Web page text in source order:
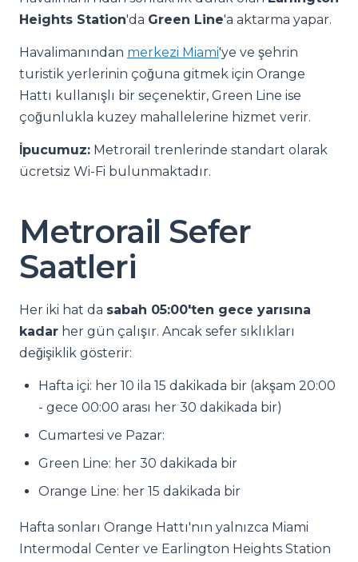
Heights Station'da Green Line'a aktarma yapar.
Havalimanından merkezi Miami'ye ve şehrin
turistik yerlerinin çoğuna gitmek için Orange
Hattı kullanışlı bir seçenektir, Green Line ise
çoğunlukla kuzey mahallelerine hizmet verir.
İpucumuz: Metrorail trenlerinde standart olarak
ücretsiz Wi-Fi bulunmaktadır.
Metrorail Sefer
Saatleri
Her iki hat da sabah 05:00'ten gece yarısına
kadar her gün çalışır. Ancak sefer sıklıkları
değişiklik gösterir:
Hafta içi: her 10 ila 15 dakikada bir (akşam 20:00
- gece 00:00 arası her 30 dakikada bir)
Cumartesi ve Pazar:
Green Line: her 30 dakikada bir
Orange Line: her 15 dakikada bir
Hafta sonları Orange Hattı'nın yalnızca Miami
Intermodal Center ve Earlington Heights Station